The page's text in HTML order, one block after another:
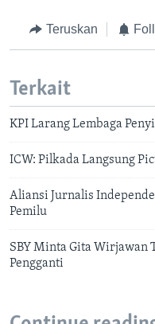
Teruskan
Terkait
KPI Larang Lembaga
ICW: Pilkada Langsung
Aliansi Jurnalis
Pemilu
SBY Minta Gita Wirjawan
Pengganti